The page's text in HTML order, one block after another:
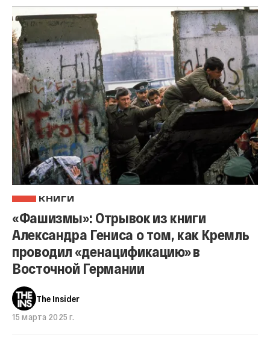
КНИГИ
«Фашизмы»: Отрывок из книги
Александра Гениса о том, как Кремль
проводил «денацификацию» в
Восточной Германии
The Insider
15 марта 2025 г.